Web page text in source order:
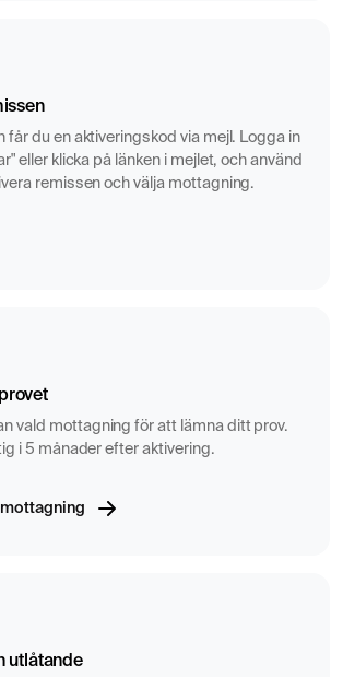
får du en aktiveringskod via mejl. Logga in
eller klicka på länken i mejlet, och använd
remissen och välja mottagning.
vald mottagning för att lämna ditt prov.
i 5 månader efter aktivering.
utlåtande